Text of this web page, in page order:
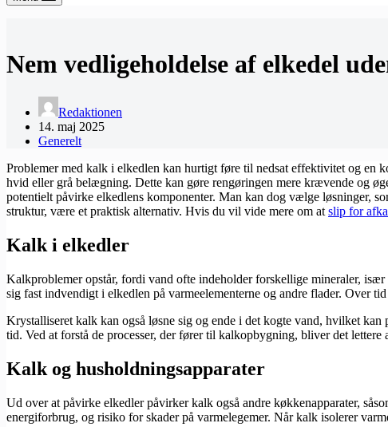
Nem vedligeholdelse af elkedel
Redaktionen
14. maj 2025
Generelt
Problemer med kalk i elkedlen kan hurtigt føre til nedsat effektivitet og en
hvid eller grå belægning. Dette kan gøre rengøringen mere krævende og
potentielt påvirke elkedlens komponenter. Man kan dog vælge løsninger,
struktur, være et praktisk alternativ. Hvis du vil vide mere om at slip for
Kalk i elkedler
Kalkproblemer opstår, fordi vand ofte indeholder forskellige mineraler,
sig fast indvendigt i elkedlen på varmeelementerne og andre flader. Over
Krystalliseret kalk kan også løsne sig og ende i det kogte vand, hvilket
tid. Ved at forstå de processer, der fører til kalkopbygning, bliver det
Kalk og husholdningsapparater
Ud over at påvirke elkedler påvirker kalk også andre køkkenapparater,
energiforbrug, og risiko for skader på varmelegemer. Når kalk isolerer